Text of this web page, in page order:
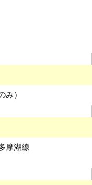
み）
摩湖線